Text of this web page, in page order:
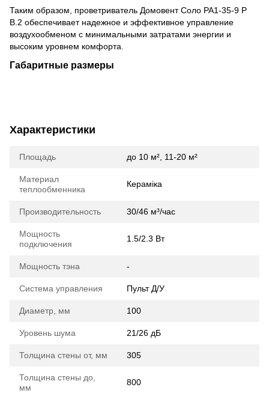
Таким образом, проветриватель Домовент Соло РА1-35-9 Р
В.2 обеспечивает надежное и эффективное управление
воздухообменом с минимальными затратами энергии и
высоким уровнем комфорта.
Габаритные размеры
Характеристики
Площадь до 10 м², 11-20 м²
Материал
теплообменника
Кераміка
Производительность 30/46 м³/час
Мощность
подключения
1.5/2.3 Вт
Мощность тэна -
Система управления Пульт Д/У
Диаметр, мм 100
Уровень шума 21/26 дБ
Толщина стены от, мм 305
Толщина стены до,
мм
800